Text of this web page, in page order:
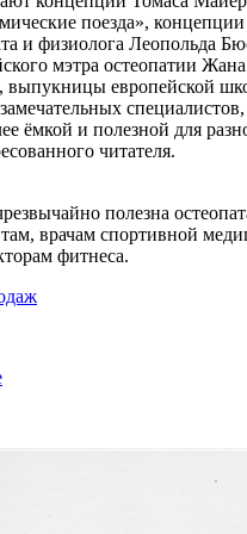
поезда»,
и физиолога Леопольда
мэтра остеопатии
выпукницы европейской
ёмкой и полезной для
читателя.
полезна
врачам спортивной
фитнеса.